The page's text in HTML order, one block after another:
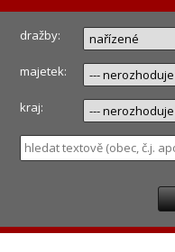
dražby:
majetek:
kraj: